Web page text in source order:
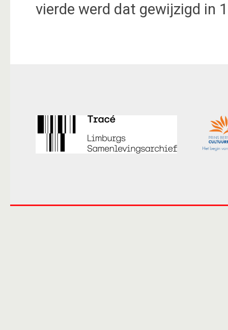
vierde werd dat gewijzigd in